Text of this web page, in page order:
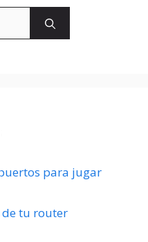
para jugar
tu router